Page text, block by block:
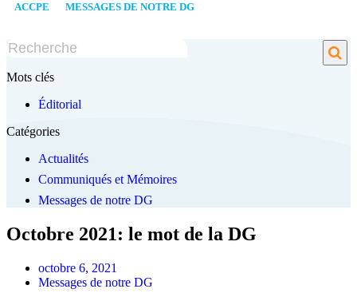
ACCPE MESSAGES DE NOTRE DG
Mots clés
Éditorial
Catégories
Actualités
Communiqués et Mémoires
Messages de notre DG
Octobre 2021: le mot de la DG
octobre 6, 2021
Messages de notre DG